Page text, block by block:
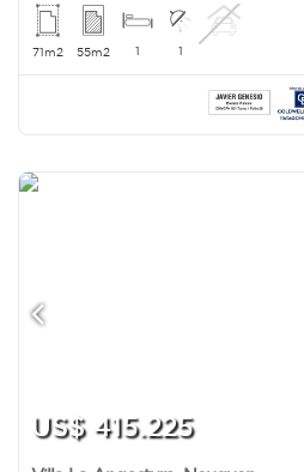
71m2 55m2 1 1
US$ 415.225